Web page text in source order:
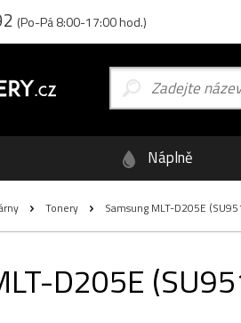
(Po-Pá 8:00-17:00 hod.)
Náplně
Tonery Samsung MLT-D205E
D205E